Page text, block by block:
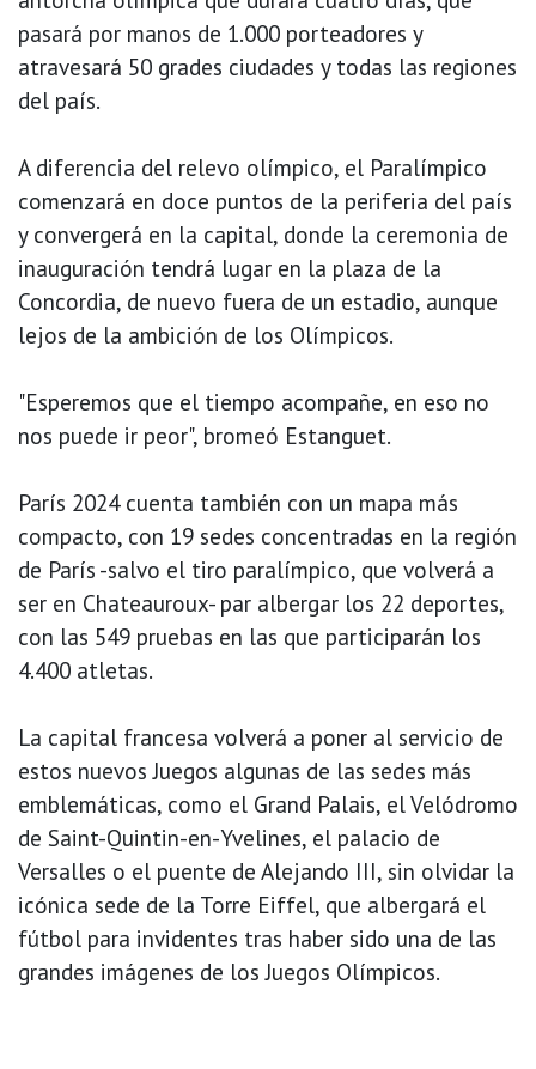
pasará por manos de 1.000 porteadores y
atravesará 50 grades ciudades y todas las regiones
del país.
A diferencia del relevo olímpico, el Paralímpico
comenzará en doce puntos de la periferia del país
y convergerá en la capital, donde la ceremonia de
inauguración tendrá lugar en la plaza de la
Concordia, de nuevo fuera de un estadio, aunque
lejos de la ambición de los Olímpicos.
"Esperemos que el tiempo acompañe, en eso no
nos puede ir peor", bromeó Estanguet.
París 2024 cuenta también con un mapa más
compacto, con 19 sedes concentradas en la región
de París -salvo el tiro paralímpico, que volverá a
ser en Chateauroux- par albergar los 22 deportes,
con las 549 pruebas en las que participarán los
4.400 atletas.
La capital francesa volverá a poner al servicio de
estos nuevos Juegos algunas de las sedes más
emblemáticas, como el Grand Palais, el Velódromo
de Saint-Quintin-en-Yvelines, el palacio de
Versalles o el puente de Alejando III, sin olvidar la
icónica sede de la Torre Eiffel, que albergará el
fútbol para invidentes tras haber sido una de las
grandes imágenes de los Juegos Olímpicos.